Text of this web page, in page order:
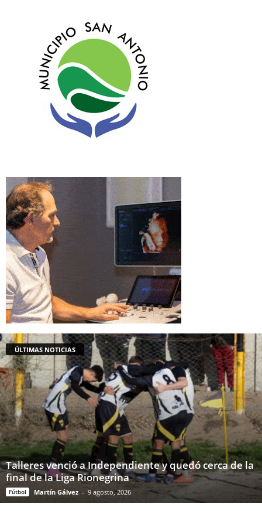
ÚLTIMAS NOTICIAS
Talleres venció a Independiente y quedó cerca de la
final de la Liga Rionegrina
Fútbol Martín Gálvez - 9 agosto, 2026